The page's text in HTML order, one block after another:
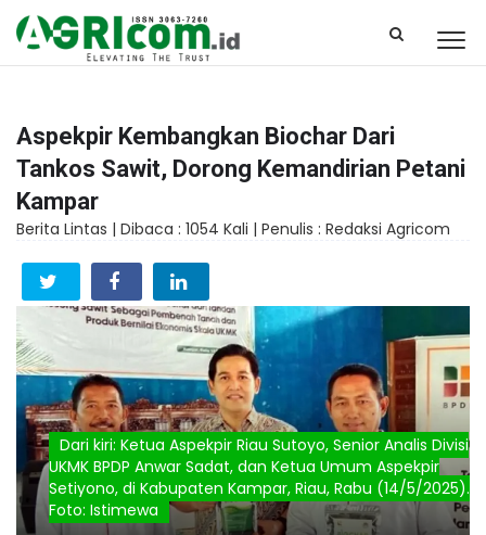
Aspekpir Kembangkan Biochar Dari
Tankos Sawit, Dorong Kemandirian Petani
Kampar
Berita Lintas | Dibaca : 1054 Kali | Penulis : Redaksi Agricom
Dari kiri: Ketua Aspekpir Riau Sutoyo, Senior Analis Divisi
UKMK BPDP Anwar Sadat, dan Ketua Umum Aspekpir
Setiyono, di Kabupaten Kampar, Riau, Rabu (14/5/2025).
Foto: Istimewa